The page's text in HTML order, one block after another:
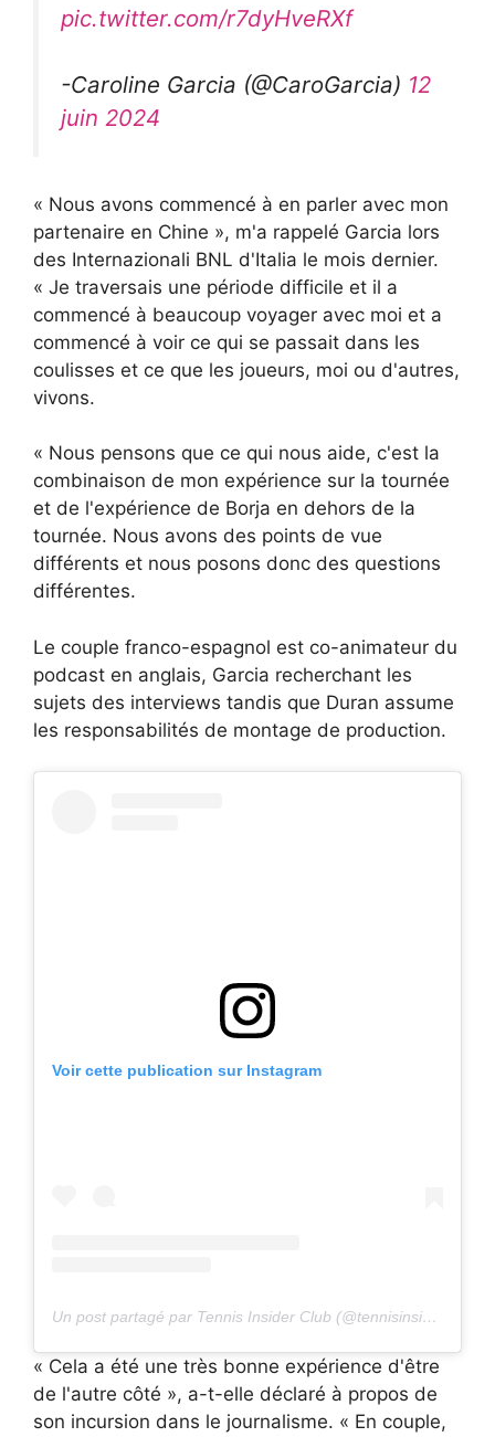
pic.twitter.com/r7dyHveRXf
-Caroline Garcia (@CaroGarcia) 12
juin 2024
« Nous avons commencé à en parler avec mon
partenaire en Chine », m'a rappelé Garcia lors
des Internazionali BNL d'Italia le mois dernier.
« Je traversais une période difficile et il a
commencé à beaucoup voyager avec moi et a
commencé à voir ce qui se passait dans les
coulisses et ce que les joueurs, moi ou d'autres,
vivons.
« Nous pensons que ce qui nous aide, c'est la
combinaison de mon expérience sur la tournée
et de l'expérience de Borja en dehors de la
tournée. Nous avons des points de vue
différents et nous posons donc des questions
différentes.
Le couple franco-espagnol est co-animateur du
podcast en anglais, Garcia recherchant les
sujets des interviews tandis que Duran assume
les responsabilités de montage de production.
Voir cette publication sur Instagram
Un post partagé par Tennis Insider Club (@tennisinsiderclub)
« Cela a été une très bonne expérience d'être
de l'autre côté », a-t-elle déclaré à propos de
son incursion dans le journalisme. « En couple,